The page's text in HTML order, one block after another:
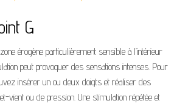
G
érogène particulièrement sensible à l’intérieur
peut provoquer des sensations intenses. Pour
insérer un ou deux doigts et réaliser des
vient ou de pression. Une stimulation répétée et